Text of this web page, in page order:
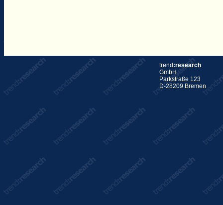
trend :research
GmbH
Parkstraße 123
D-28209 Bremen